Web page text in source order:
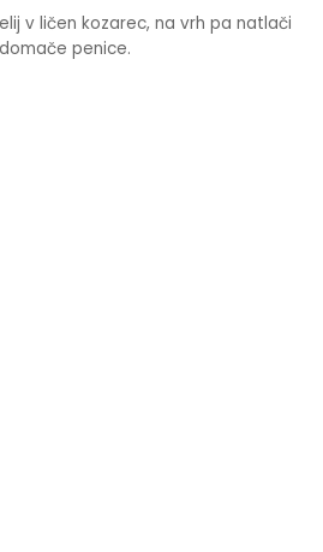
v ličen kozarec, na vrh pa natlači
penice.